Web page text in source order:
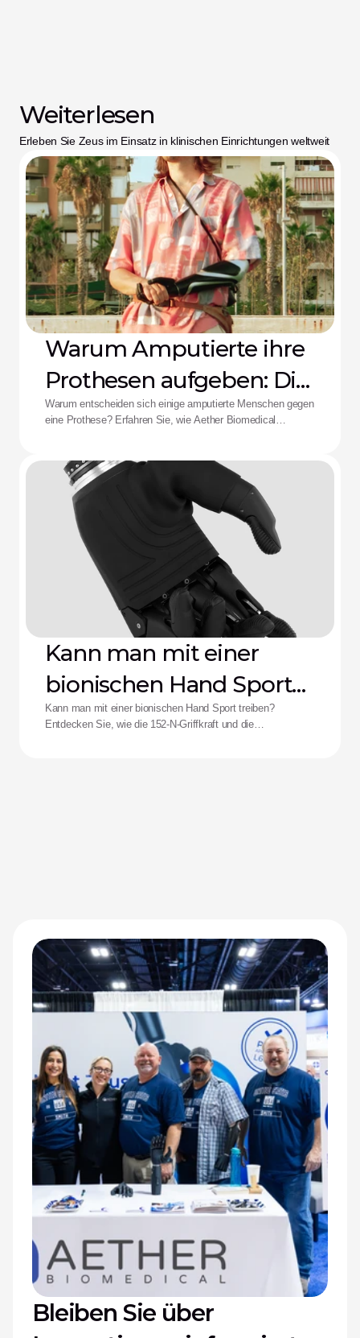
Weiterlesen
Erleben Sie Zeus im Einsatz in klinischen Einrichtungen weltweit
Warum Amputierte ihre
Prothesen aufgeben: Die
Aether-Lösung
Warum entscheiden sich einige amputierte Menschen gegen
eine Prothese? Erfahren Sie, wie Aether Biomedical
Kann man mit einer
bionischen Hand Sport
treiben?
Kann man mit einer bionischen Hand Sport treiben?
Entdecken Sie, wie die 152-N-Griffkraft und die
Bleiben Sie über